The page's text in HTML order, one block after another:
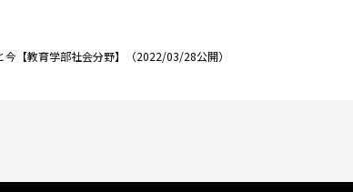
【教育学部社会分野】（2022/03/28公開）